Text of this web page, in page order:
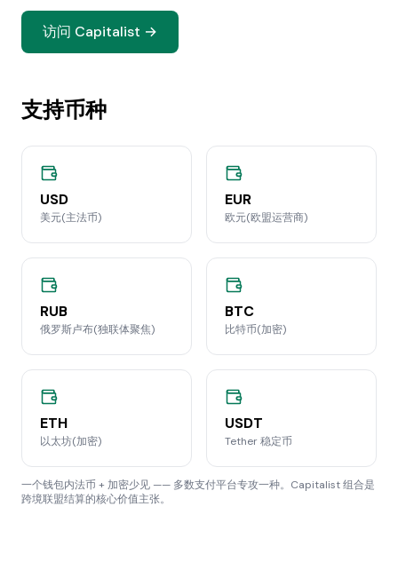
访问 Capitalist →
支持币种
USD
美元(主法币)
EUR
欧元(欧盟运营商)
RUB
俄罗斯卢布(独联体聚焦)
BTC
比特币(加密)
ETH
以太坊(加密)
USDT
Tether 稳定币
一个钱包内法币 + 加密少见 —— 多数支付平台专攻一种。Capitalist 组合是
跨境联盟结算的核心价值主张。